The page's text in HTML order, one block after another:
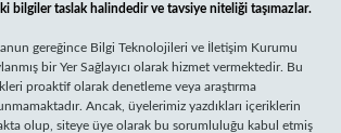
bilgiler taslak halindedir ve tavsiye niteliği taşımazlar.
gereğince Bilgi Teknolojileri ve İletişim Kurumu
bir Yer Sağlayıcı olarak hizmet vermektedir. Bu
proaktif olarak denetleme veya araştırma
Ancak, üyelerimiz yazdıkları içeriklerin
olup, siteye üye olarak bu sorumluluğu kabul etmiş